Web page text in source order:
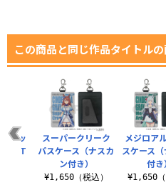
この商品と同じ作品タイトル
メジロア
スケース
付き）
¥1,650（
レッ
！ T
スーパークリーク
パスケース（ナスカ
ン付き）
¥1,650（税込）